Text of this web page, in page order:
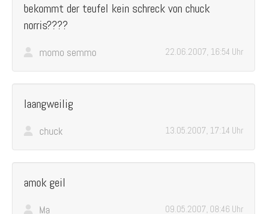
bekommt der teufel kein schreck von chuck
norris????
momo semmo 22.06.2007, 16:54 Uhr
laangweilig
chuck 13.05.2007, 17:14 Uhr
amok geil
Ma 09.05.2007, 08:46 Uhr